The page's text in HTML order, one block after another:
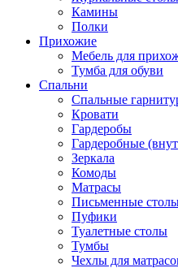
Камины
Полки
Прихожие
Мебель для
Тумба для обуви
Спальни
Спальные
Кровати
Гардеробы
Гардеробные
Зеркала
Комоды
Матрасы
Письменные
Пуфики
Туалетные столы
Тумбы
Чехлы для